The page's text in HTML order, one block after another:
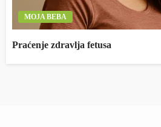
MOJA BEBA
Praćenje zdravlja fetusa